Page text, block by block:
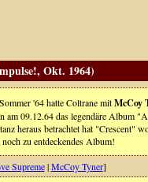
Okt. 1964)
'64 hatte Coltrane mitMcCoy
am 09.12.64 das legendäre Album
heraus betrachtet hat "Crescent"
noch zu entdeckendes Album!
Supreme|McCoy Tyner]